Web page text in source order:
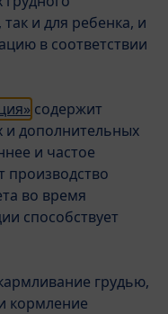
и для ребенка, и
в соответствии
содержит
дополнительных
и частое
производство
во время
способствует
грудью,
кормление